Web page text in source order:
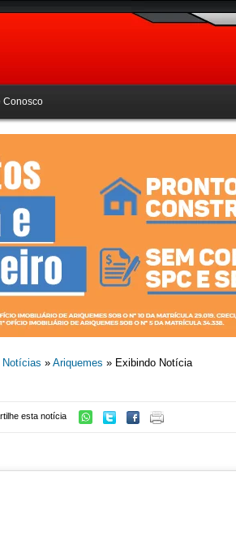
Conosco
Notícias » Ariquemes » Exibindo Notícia
esta notícia